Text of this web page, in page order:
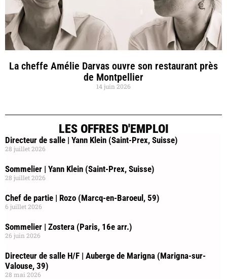
La cheffe Amélie Darvas ouvre son restaurant près
de Montpellier
14 juin 2026
LES OFFRES D'EMPLOI
Directeur de salle | Yann Klein (Saint-Prex, Suisse)
28 juillet 2026
Sommelier | Yann Klein (Saint-Prex, Suisse)
28 juillet 2026
Chef de partie | Rozo (Marcq-en-Baroeul, 59)
6 juillet 2026
Sommelier | Zostera (Paris, 16e arr.)
26 juin 2026
Directeur de salle H/F | Auberge de Marigna (Marigna-sur-
Valouse, 39)
28 mai 2026